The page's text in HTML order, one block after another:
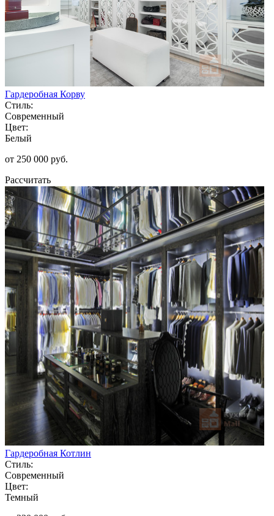
Гардеробная Корву
Стиль:
Современный
Цвет:
Белый
от 250 000 руб.
Рассчитать
Гардеробная Котлин
Стиль:
Современный
Цвет:
Темный